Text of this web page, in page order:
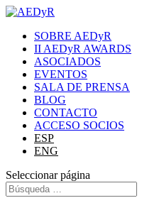
SOBRE AEDyR
II AEDyR AWARDS
ASOCIADOS
EVENTOS
SALA DE PRENSA
BLOG
CONTACTO
ACCESO SOCIOS
ESP
ENG
Seleccionar página